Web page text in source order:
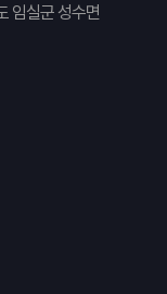
임실군 성수면